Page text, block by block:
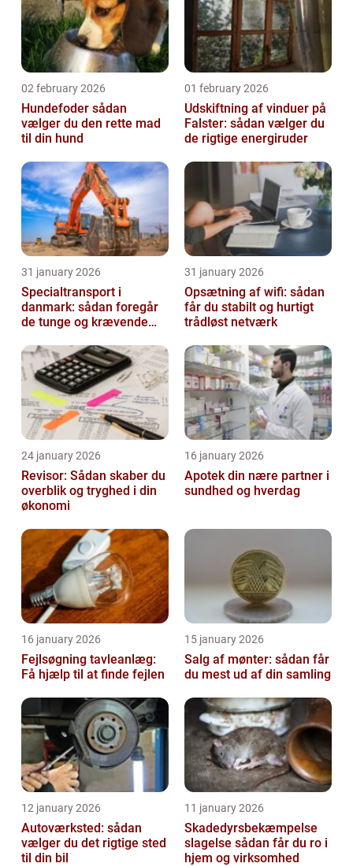
02 february 2026
Hundefoder sådan
vælger du den rette mad
til din hund
01 february 2026
Udskiftning af vinduer på
Falster: sådan vælger du
de rigtige energiruder
31 january 2026
Specialtransport i
danmark: sådan foregår
de tunge og krævende
31 january 2026
Opsætning af wifi: sådan
får du stabilt og hurtigt
trådløst netværk
24 january 2026
Revisor: Sådan skaber du
overblik og tryghed i din
økonomi
16 january 2026
Apotek din nære partner i
sundhed og hverdag
16 january 2026
Fejlsøgning tavleanlæg:
Få hjælp til at finde fejlen
15 january 2026
Salg af mønter: sådan får
du mest ud af din samling
12 january 2026
Autoværksted: sådan
vælger du det rigtige sted
til din bil
11 january 2026
Skadedyrsbekæmpelse
slagelse sådan får du ro i
hjem og virksomhed